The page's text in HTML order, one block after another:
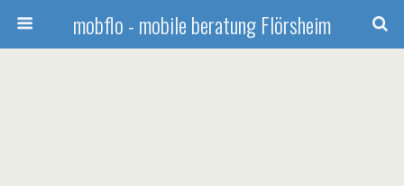
mobflo - mobile beratung Flörsheim